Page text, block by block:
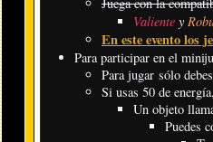
Valiente y
En este evento los
​Para participar en el
Para jugar sólo
Si usas 50 de
Un objeto
Puedes